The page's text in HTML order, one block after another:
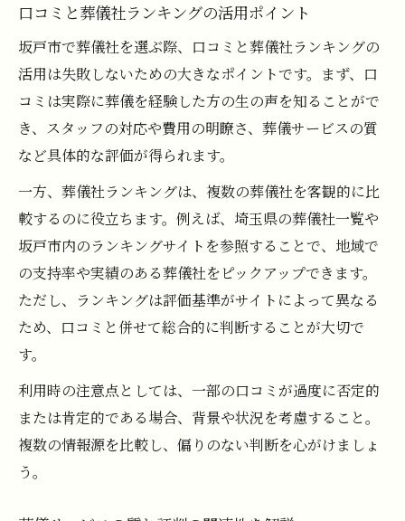
口コミと葬儀社ランキングの活用ポイント
坂戸市で葬儀社を選ぶ際、口コミと葬儀社ランキングの
活用は失敗しないための大きなポイントです。まず、口
コミは実際に葬儀を経験した方の生の声を知ることがで
き、スタッフの対応や費用の明瞭さ、葬儀サービスの質
など具体的な評価が得られます。
一方、葬儀社ランキングは、複数の葬儀社を客観的に比
較するのに役立ちます。例えば、埼玉県の葬儀社一覧や
坂戸市内のランキングサイトを参照することで、地域で
の支持率や実績のある葬儀社をピックアップできます。
ただし、ランキングは評価基準がサイトによって異なる
ため、口コミと併せて総合的に判断することが大切で
す。
利用時の注意点としては、一部の口コミが過度に否定的
または肯定的である場合、背景や状況を考慮すること。
複数の情報源を比較し、偏りのない判断を心がけましょ
う。